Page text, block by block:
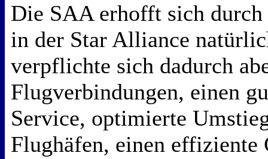
Die SAA erhofft sich
in der Star Alliance
verpflichte sich dadurch
Flugverbindungen, einen
Service, optimierte
Flughäfen, einen effiziente